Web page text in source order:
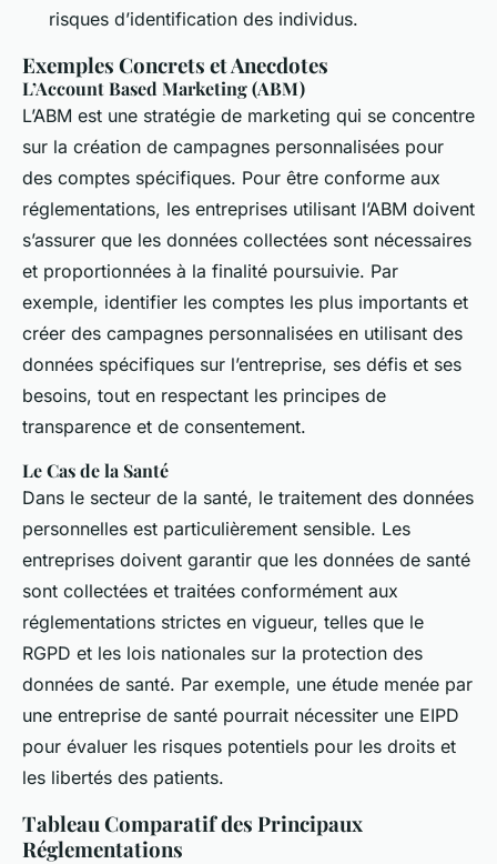
risques d’identification des individus.
Exemples Concrets et Anecdotes
L’Account Based Marketing (ABM)
L’ABM est une stratégie de marketing qui se concentre
sur la création de campagnes personnalisées pour
des comptes spécifiques. Pour être conforme aux
réglementations, les entreprises utilisant l’ABM doivent
s’assurer que les données collectées sont nécessaires
et proportionnées à la finalité poursuivie. Par
exemple, identifier les comptes les plus importants et
créer des campagnes personnalisées en utilisant des
données spécifiques sur l’entreprise, ses défis et ses
besoins, tout en respectant les principes de
transparence et de consentement.
Le Cas de la Santé
Dans le secteur de la santé, le traitement des données
personnelles est particulièrement sensible. Les
entreprises doivent garantir que les données de santé
sont collectées et traitées conformément aux
réglementations strictes en vigueur, telles que le
RGPD et les lois nationales sur la protection des
données de santé. Par exemple, une étude menée par
une entreprise de santé pourrait nécessiter une EIPD
pour évaluer les risques potentiels pour les droits et
les libertés des patients.
Tableau Comparatif des Principaux
Réglementations